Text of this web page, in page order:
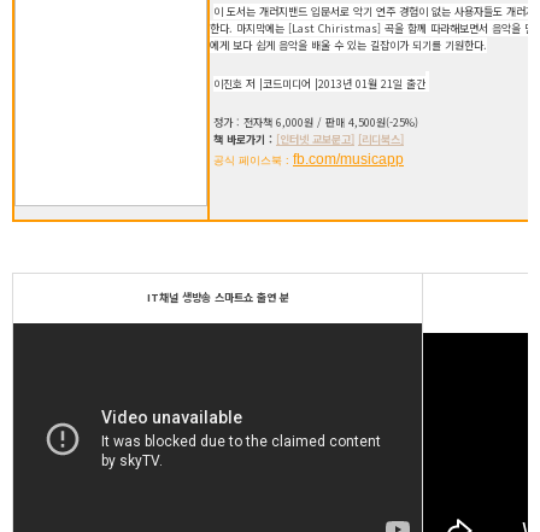
이 도서는 개러지밴드 입문서로 악기 연주 경험이 없는 사용자들도 개러
한다. 마지막에는 [Last Chiristmas] 곡을 함께 따라해보면서 음악을 만
에게 보다 쉽게 음악을 배울 수 있는 길잡이가 되기를 기원한다.
이진호 저 |코드미디어 |2013년 01월 21일 출간
정가 : 전자책 6,000원 / 판매 4,500원(-25%)
책 바로가기 : [인터넷 교보문고] [리디북스]
공식 페이스북 : fb.com/musicapp
IT채널 생방송 스마트쇼 출연 분